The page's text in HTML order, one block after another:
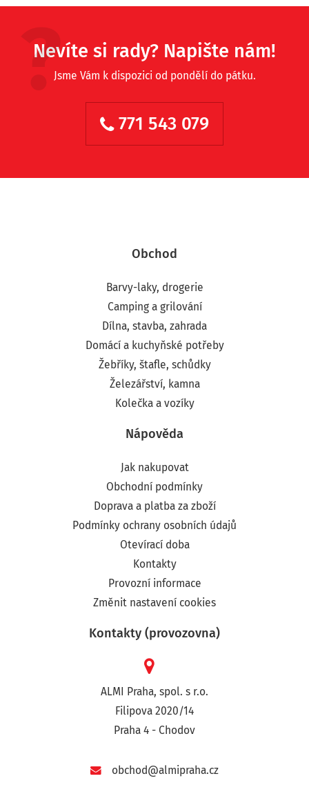
Nevíte si rady? Napište nám!
Jsme Vám k dispozici od pondělí do pátku.
771 543 079
Obchod
Barvy-laky, drogerie
Camping a grilování
Dílna, stavba, zahrada
Domácí a kuchyňské potřeby
Žebříky, štafle, schůdky
Železářství, kamna
Kolečka a vozíky
Nápověda
Jak nakupovat
Obchodní podmínky
Doprava a platba za zboží
Podmínky ochrany osobních údajů
Otevírací doba
Kontakty
Provozní informace
Změnit nastavení cookies
Kontakty (provozovna)
ALMI Praha, spol. s r.o.
Filipova 2020/14
Praha 4 - Chodov
obchod@almipraha.cz